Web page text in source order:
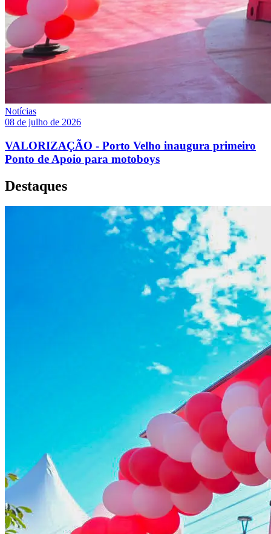
Notícias
08 de julho de 2026
VALORIZAÇÃO - Porto Velho inaugura primeiro
Ponto de Apoio para motoboys
Destaques